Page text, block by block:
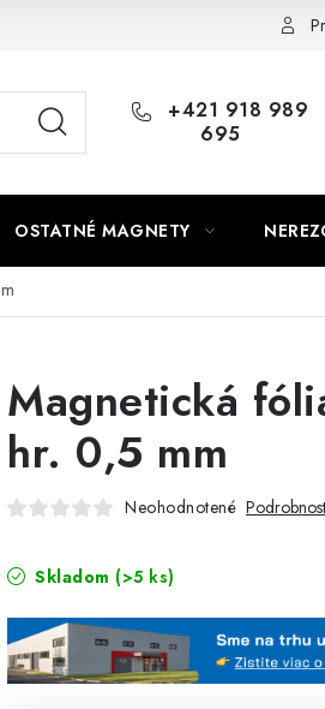
+421 918 989
695
OSTATNÉ MAGNETY
Magnetická
hr. 0,5 mm
Neohodnotené
Skladom (>5 ks)